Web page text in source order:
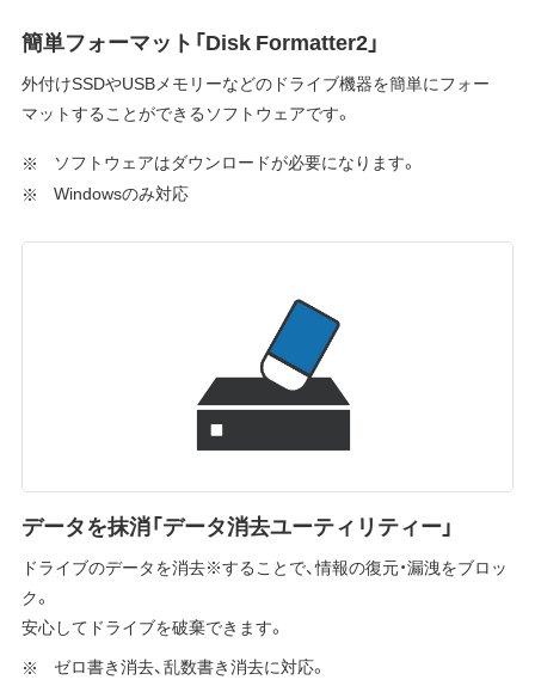
簡単フォーマット「Disk Formatter2」
外付けSSDやUSBメモリーなどのドライブ機器を簡単にフォー
マットすることができるソフトウェアです。
ソフトウェアはダウンロードが必要になります。
Windowsのみ対応
データを抹消「データ消去ユーティリティー」
ドライブのデータを消去※することで、情報の復元・漏洩をブロッ
ク。
安心してドライブを破棄できます。
ゼロ書き消去、乱数書き消去に対応。